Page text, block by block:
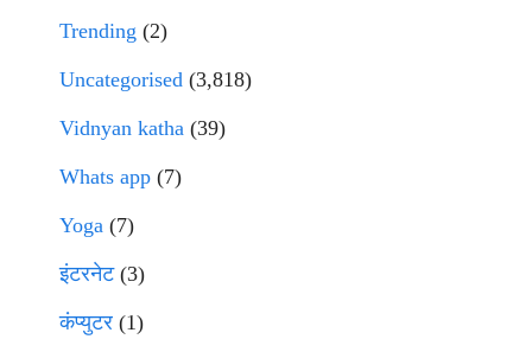
Trending (2)
Uncategorised (3,818)
Vidnyan katha (39)
Whats app (7)
Yoga (7)
इंटरनेट(3)
कंप्युटर (1)